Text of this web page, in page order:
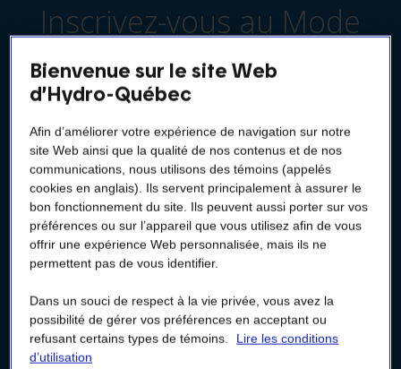
Inscrivez-vous au Mode
de versements égaux
service.
Pas encore d’Espace client ? Créez-le maintenant !
Me connecter
Créer mon Espace client*
Plus
de
renseignements
*Clients de grande puissance
Bienvenue sur le site Web
d’Hydro-Québec
Afin d’améliorer votre expérience de navigation sur notre
site Web ainsi que la qualité de nos contenus et de nos
communications, nous utilisons des témoins (appelés
cookies en anglais). Ils servent principalement à assurer le
bon fonctionnement du site. Ils peuvent aussi porter sur vos
préférences ou sur l’appareil que vous utilisez afin de vous
offrir une expérience Web personnalisée, mais ils ne
permettent pas de vous identifier.
Dans un souci de respect à la vie privée, vous avez la
possibilité de gérer vos préférences en acceptant ou
refusant certains types de témoins.
Lire les conditions
d’utilisation